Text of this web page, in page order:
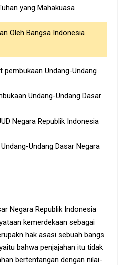
yang Mahakuasa
Oleh Bangsa Indonesia
Undang-Undang
Undang-Undang Dasar
Negara Republik Indonesia
Undang Dasar Negara
Negara Republik Indonesia
kemerdekaan sebagai
hak asasi sebuah bangs
bahwa penjajahan itu tidak
bertentangan dengan nilai-